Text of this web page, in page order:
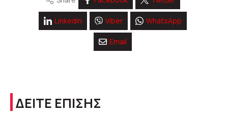
Linkedin Viber WhatsApp
Email
ΔΕΙΤΕ ΕΠΙΣΗΣ